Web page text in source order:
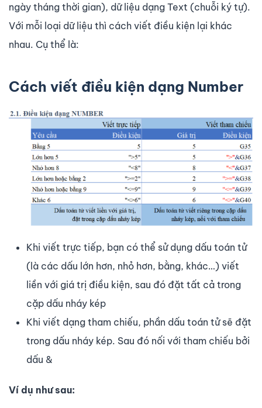
ngày tháng thời gian), dữ liệu dạng Text (chuỗi ký tự).
Với mỗi loại dữ liệu thì cách viết điều kiện lại khác
nhau. Cụ thể là:
Cách viết điều kiện dạng Number
Khi viết trực tiếp, bạn có thể sử dụng dấu toán tử
(là các dấu lớn hơn, nhỏ hơn, bằng, khác…) viết
liền với giá trị điều kiện, sau đó đặt tất cả trong
cặp dấu nháy kép
Khi viết dạng tham chiếu, phần dấu toán tử sẽ đặt
trong dấu nháy kép. Sau đó nối với tham chiếu bởi
dấu &
Ví dụ như sau: